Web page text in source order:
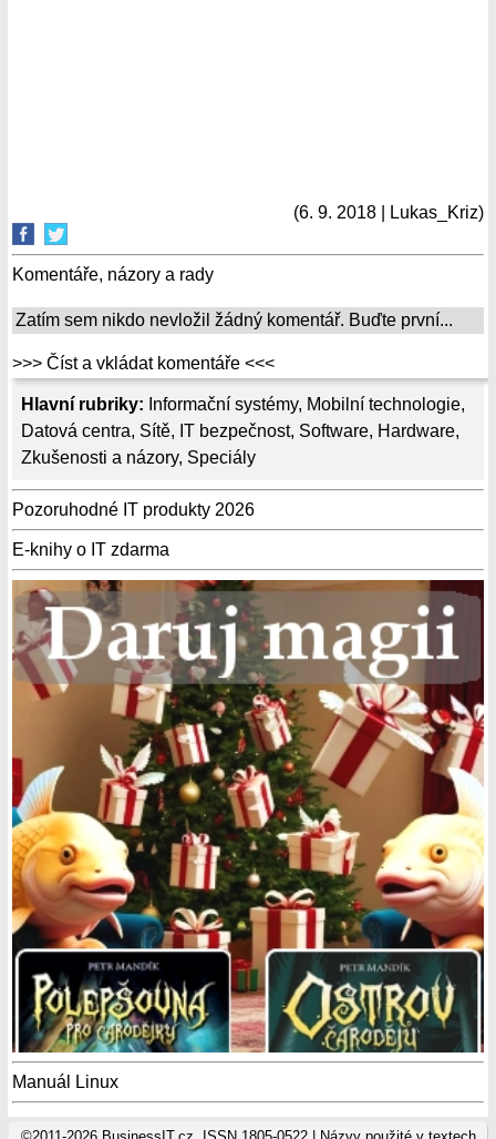
Hlavní rubriky: Informační systémy, Mobilní technologie,
Datová centra, Sítě, IT bezpečnost, Software, Hardware,
Zkušenosti a názory, Speciály
Pozoruhodné IT produkty 2026
E-knihy o IT zdarma
Manuál Linux
(6. 9. 2018 | Lukas_Kriz)
Komentáře, názory a rady
Zatím sem nikdo nevložil žádný komentář. Buďte první...
>>> Číst a vkládat komentáře <<<